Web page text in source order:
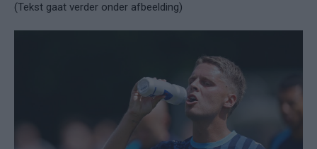
(Tekst gaat verder onder afbeelding)